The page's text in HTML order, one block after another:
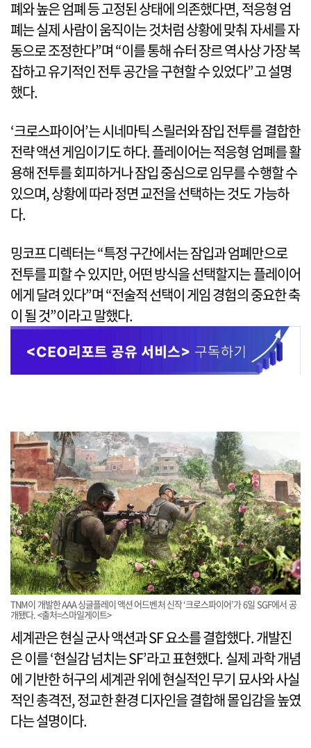
폐와 높은 엄폐 등 고정된 상태에 의존했다면, 적응형 엄
폐는 실제 사람이 움직이는 것처럼 상황에 맞춰 자세를 자
동으로 조정한다”며 “이를 통해 슈터 장르 역사상 가장 복
잡하고 유기적인 전투 공간을 구현할 수 있었다”고 설명
했다.
‘크로스파이어’는 시네마틱 스릴러와 잠입 전투를 결합한
전략 액션 게임이기도 하다. 플레이어는 적응형 엄폐를 활
용해 전투를 회피하거나 잠입 중심으로 임무를 수행할 수
있으며, 상황에 따라 정면 교전을 선택하는 것도 가능하
다.
밍코프 디렉터는 “특정 구간에서는 잠입과 엄폐만으로
전투를 피할 수 있지만, 어떤 방식을 선택할지는 플레이어
에게 달려 있다”며 “전술적 선택이 게임 경험의 중요한 축
이 될 것”이라고 말했다.
TNM이 개발한 AAA 싱글플레이 액션 어드벤처 신작 ‘크로스파이어’가 6일 SGF에서 공
개됐다. <출처=스마일게이트>
세계관은 현실 군사 액션과 SF 요소를 결합했다. 개발진
은 이를 ‘현실감 넘치는 SF’라고 표현했다. 실제 과학 개념
에 기반한 허구의 세계관 위에 현실적인 무기 묘사와 사실
적인 총격전, 정교한 환경 디자인을 결합해 몰입감을 높였
다는 설명이다.